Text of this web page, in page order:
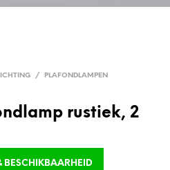
/ PLAFONDLAMPEN
rustiek, 2
BESCHIKBAARHEID